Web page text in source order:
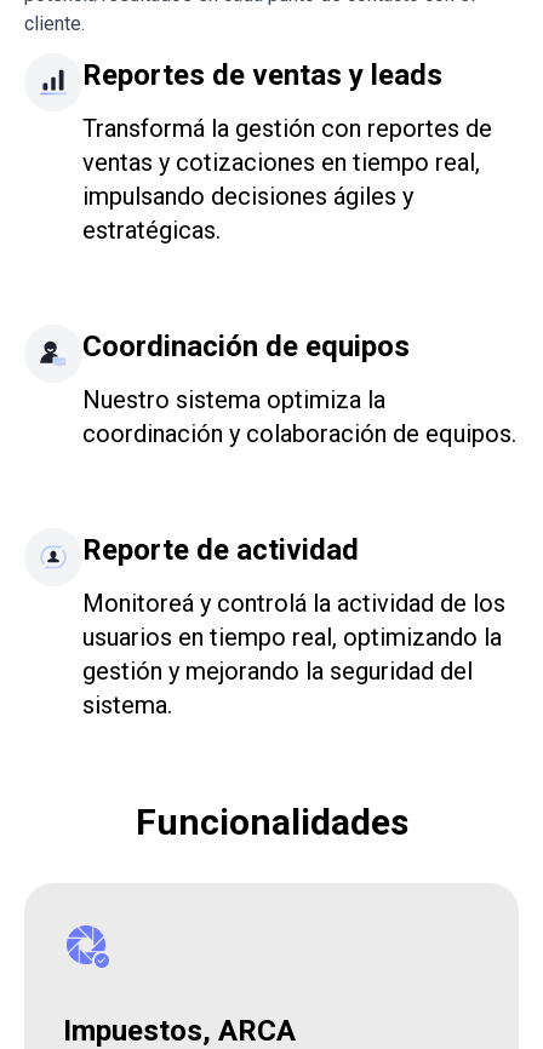
cliente.
Reportes de ventas y leads
Transformá la gestión con reportes de
ventas y cotizaciones en tiempo real,
impulsando decisiones ágiles y
estratégicas.
Coordinación de equipos
Nuestro sistema optimiza la
coordinación y colaboración de equipos.
Reporte de actividad
Monitoreá y controlá la actividad de los
usuarios en tiempo real, optimizando la
gestión y mejorando la seguridad del
sistema.
Funcionalidades
Impuestos, ARCA